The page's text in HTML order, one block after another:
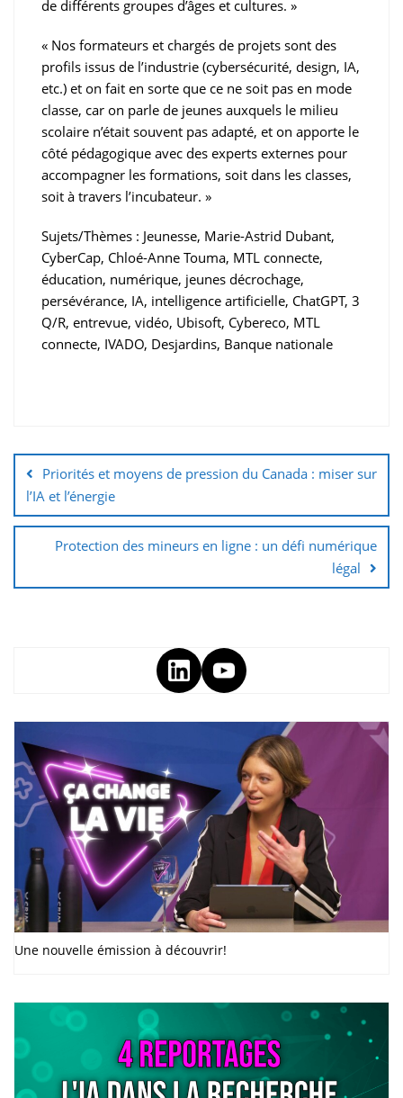
de différents groupes d’âges et cultures. »
« Nos formateurs et chargés de projets sont des
profils issus de l’industrie (cybersécurité, design, IA,
etc.) et on fait en sorte que ce ne soit pas en mode
classe, car on parle de jeunes auxquels le milieu
scolaire n’était souvent pas adapté, et on apporte le
côté pédagogique avec des experts externes pour
accompagner les formations, soit dans les classes,
soit à travers l’incubateur. »
Sujets/Thèmes : Jeunesse, Marie-Astrid Dubant,
CyberCap, Chloé-Anne Touma, MTL connecte,
éducation, numérique, jeunes décrochage,
persévérance, IA, intelligence artificielle, ChatGPT, 3
Q/R, entrevue, vidéo, Ubisoft, Cybereco, MTL
connecte, IVADO, Desjardins, Banque nationale
Priorités et moyens de pression du Canada : miser sur
l’IA et l’énergie
Protection des mineurs en ligne : un défi numérique
légal
Une nouvelle émission à découvrir!